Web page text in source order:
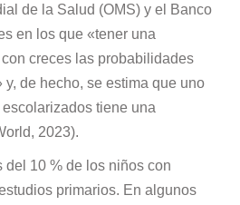
de la Salud (OMS) y el Banco
en los que «tener una
creces las probabilidades
de hecho, se estima que uno
tiene una
2023).
del 10 % de los niños con
primarios. En algunos